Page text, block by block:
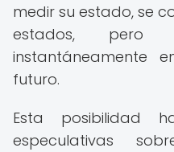
medir su estado, se
estados, pero
futuro.
Esta posibilidad
especulativas